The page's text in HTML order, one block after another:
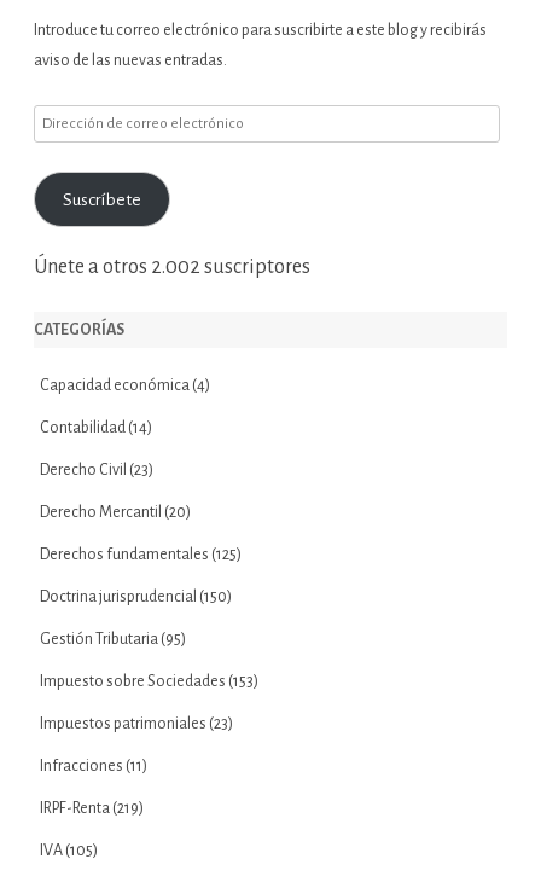
Introduce tu correo electrónico para suscribirte a este blog y recibirás
aviso de las nuevas entradas.
Dirección
correo
electrónico
Suscríbete
Únete a otros 2.002 suscriptores
CATEGORÍAS
Capacidad económica (4)
Contabilidad (14)
Derecho Civil (23)
Derecho Mercantil (20)
Derechos fundamentales (125)
Doctrina jurisprudencial (150)
Gestión Tributaria (95)
Impuesto sobre Sociedades (153)
Impuestos patrimoniales (23)
Infracciones (11)
IRPF-Renta (219)
IVA (105)